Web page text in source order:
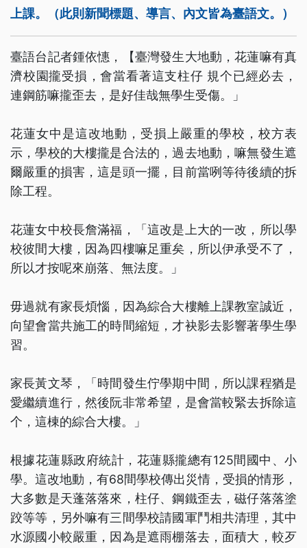
上課。（此則新聞標題、導言、內文皆為臺語文。）
臺語台記者鍾依憓，【臺灣發生大地動，花蓮嘛有真
濟校園攏受損，會當看著這支柱仔 規个已經必去，
連鋼筋嘛攏歪去，是好佳哉無學生受傷。」
花蓮女中是這改地動，受損上嚴重的學校，校方表
示，學校的大樓攏是合法的，過去地動，嘛無發生遮
爾嚴重的損害，這是頭一擺，目前當咧等待後續的拆
除工程。
花蓮女中校長詹滿福，「這改是上大的一改，所以學
校彼間大樓，因為四樓嘛足重矣，所以伊承受不了，
所以才按呢來崩落、無法度。」
毋過就有家長煩惱，因為綜合大樓離上課教室誠近，
向望會當共施工的時間縮短，才袂影去影響著學生學
習。
家長黃文琴，「時間發生佇學期中間，所以課程猶是
愛繼續進行，然後阮非常希望，是會當較緊去拆除這
个，這棟的綜合大樓。」
根據花蓮縣政府統計，花蓮縣攏總有125間國中、小
學。這改地動，有68間學校傳出災情，受損的情形，
大多數是天蓬落落來，柱仔、鋼鐵歪去，磁仔落落塗
跤等等，另外嘛有三間學校請國軍鬥相共清理，其中
水源國小較嚴重，因為是遮雨棚落去，面積大，較歹